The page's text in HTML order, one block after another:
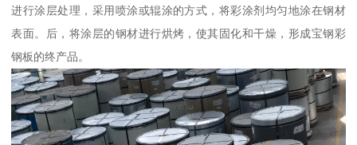
进行涂层处理，采用喷涂或辊涂的方式，将彩涂剂均匀地涂在钢材
表面。后，将涂层的钢材进行烘烤，使其固化和干燥，形成宝钢彩
钢板的终产品。